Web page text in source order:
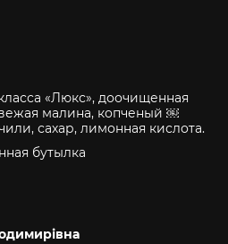
«Люкс», доочищенная
малина, копченый ￼
сахар, лимонная кислота.
бутылка